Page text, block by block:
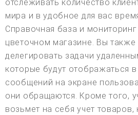
отслеживать количество
мира и в удобное для вас
Справочная база и
цветочном магазине. Вы
делегировать задачи
которые будут отображаться
сообщений на экране
они обращаются. Кроме того,
возьмет на себя учет товаров,